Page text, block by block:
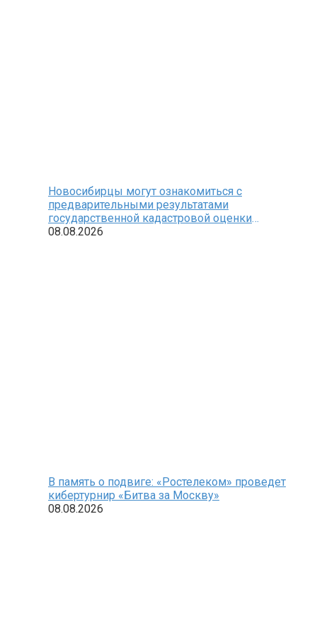
Новосибирцы могут ознакомиться с
предварительными результатами
государственной кадастровой оценки
земельных участков
08.08.2026
В память о подвиге: «Ростелеком» проведет
кибертурнир «Битва за Москву»
08.08.2026